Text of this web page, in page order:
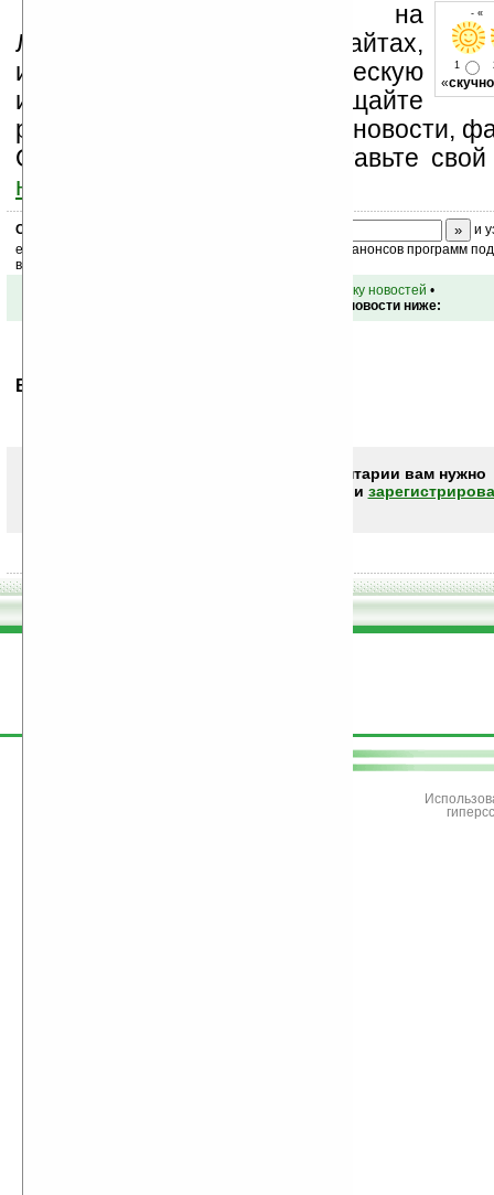
- «
1
«скучно
Устанавливайте линк на
Ладошки на своих сайтах,
изучайте коммерческую
информацию, посещайте
разделы сайта (форум, чат, новости,
Оцените эту новость и оставьте
ниже на странице
Скоро
и
ежедневный или еженедельный дайджест новостей, анонсов программ
ваш почтовый ящик.
вернуться к списку новостей •
Обсуждение этой новости ниже:
Ваше мнение будет первым.
Чтобы писать комментарии вам нужно
или